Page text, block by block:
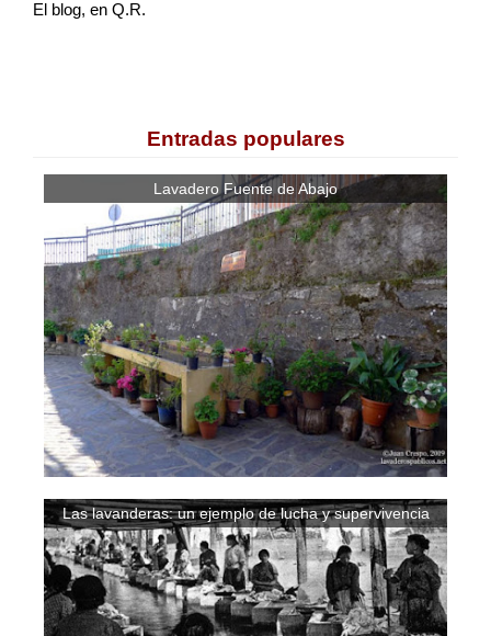
El blog, en Q.R.
Entradas populares
Lavadero Fuente de Abajo
Las lavanderas: un ejemplo de lucha y supervivencia